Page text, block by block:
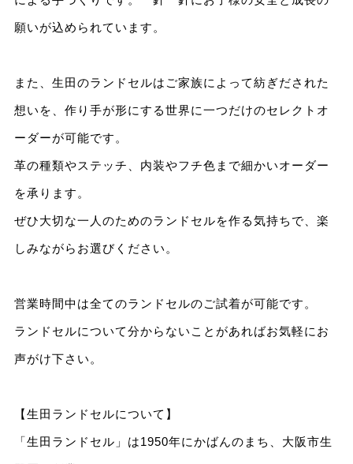
願いが込められています。
また、生田のランドセルはご家族によって紡ぎだされた
想いを、作り手が形にする世界に一つだけのセレクトオ
ーダーが可能です。
革の種類やステッチ、内装やフチ色まで細かいオーダー
を承ります。
ぜひ大切な一人のためのランドセルを作る気持ちで、楽
しみながらお選びください。
営業時間中は全てのランドセルのご試着が可能です。
ランドセルについて分からないことがあればお気軽にお
声がけ下さい。
【生田ランドセルについて】
「生田ランドセル」は1950年にかばんのまち、大阪市生